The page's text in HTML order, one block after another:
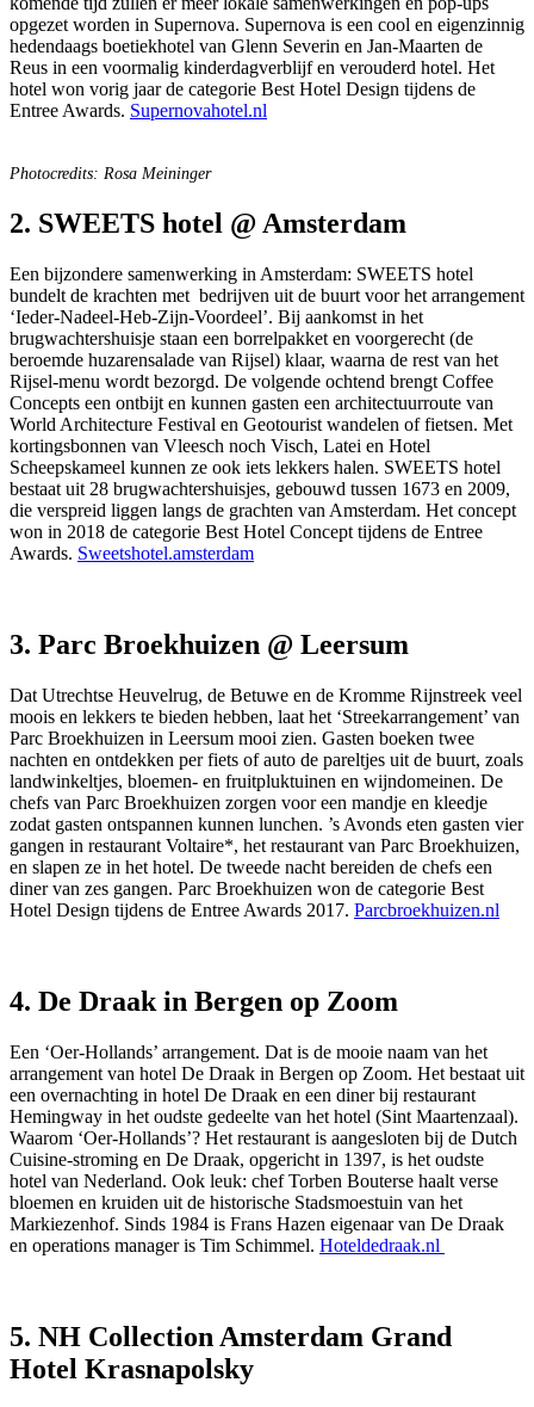
opgezet worden in Supernova. Supernova is een cool en eigenzinnig
hedendaags boetiekhotel van Glenn Severin en Jan-Maarten de
Reus in een voormalig kinderdagverblijf en verouderd hotel. Het
hotel won vorig jaar de categorie Best Hotel Design tijdens de
Entree Awards. Supernovahotel.nl
Photocredits: Rosa Meininger
2. SWEETS hotel @ Amsterdam
Een bijzondere samenwerking in Amsterdam: SWEETS hotel
bundelt de krachten met bedrijven uit de buurt voor het arrangement
‘Ieder-Nadeel-Heb-Zijn-Voordeel’. Bij aankomst in het
brugwachtershuisje staan een borrelpakket en voorgerecht (de
beroemde huzarensalade van Rijsel) klaar, waarna de rest van het
Rijsel-menu wordt bezorgd. De volgende ochtend brengt Coffee
Concepts een ontbijt en kunnen gasten een architectuurroute van
World Architecture Festival en Geotourist wandelen of fietsen. Met
kortingsbonnen van Vleesch noch Visch, Latei en Hotel
Scheepskameel kunnen ze ook iets lekkers halen. SWEETS hotel
bestaat uit 28 brugwachtershuisjes, gebouwd tussen 1673 en 2009,
die verspreid liggen langs de grachten van Amsterdam. Het concept
won in 2018 de categorie Best Hotel Concept tijdens de Entree
Awards. Sweetshotel.amsterdam
3. Parc Broekhuizen @ Leersum
Dat Utrechtse Heuvelrug, de Betuwe en de Kromme Rijnstreek veel
moois en lekkers te bieden hebben, laat het ‘Streekarrangement’ van
Parc Broekhuizen in Leersum mooi zien. Gasten boeken twee
nachten en ontdekken per fiets of auto de pareltjes uit de buurt, zoals
landwinkeltjes, bloemen- en fruitpluktuinen en wijndomeinen. De
chefs van Parc Broekhuizen zorgen voor een mandje en kleedje
zodat gasten ontspannen kunnen lunchen. ’s Avonds eten gasten vier
gangen in restaurant Voltaire*, het restaurant van Parc Broekhuizen,
en slapen ze in het hotel. De tweede nacht bereiden de chefs een
diner van zes gangen. Parc Broekhuizen won de categorie Best
Hotel Design tijdens de Entree Awards 2017. Parcbroekhuizen.nl
4. De Draak in Bergen op Zoom
Een ‘Oer-Hollands’ arrangement. Dat is de mooie naam van het
arrangement van hotel De Draak in Bergen op Zoom. Het bestaat uit
een overnachting in hotel De Draak en een diner bij restaurant
Hemingway in het oudste gedeelte van het hotel (Sint Maartenzaal).
Waarom ‘Oer-Hollands’? Het restaurant is aangesloten bij de Dutch
Cuisine-stroming en De Draak, opgericht in 1397, is het oudste
hotel van Nederland. Ook leuk: chef Torben Bouterse haalt verse
bloemen en kruiden uit de historische Stadsmoestuin van het
Markiezenhof. Sinds 1984 is Frans Hazen eigenaar van De Draak
en operations manager is Tim Schimmel. Hoteldedraak.nl
5. NH Collection Amsterdam Grand
Hotel Krasnapolsky